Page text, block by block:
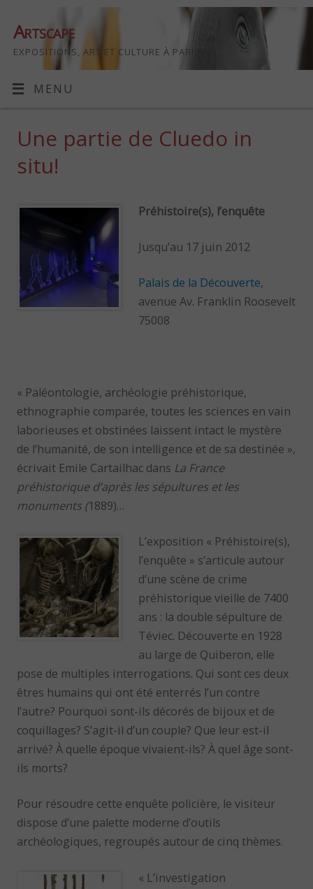
Artscape
EXPOSITIONS, ART ET CULTURE À PARIS
MENU
Une partie de Cluedo in
situ!
Préhistoire(s), l’enquête
Jusqu’au 17 juin 2012
Palais de la Découverte,
avenue Av. Franklin Roosevelt
75008
« Paléontologie, archéologie préhistorique,
ethnographie comparée, toutes les sciences en vain
laborieuses et obstinées laissent intact le mystère
de l’humanité, de son intelligence et de sa destinée »,
écrivait Emile Cartailhac dans La France
préhistorique d’après les sépultures et les
monuments (1889)…
L’exposition « Préhistoire(s),
l’enquête » s’articule autour
d’une scène de crime
préhistorique vieille de 7400
ans : la double sépulture de
Téviec. Découverte en 1928
au large de Quiberon, elle
pose de multiples interrogations. Qui sont ces deux
êtres humains qui ont été enterrés l’un contre
l’autre? Pourquoi sont-ils décorés de bijoux et de
coquillages? S’agit-il d’un couple? Que leur est-il
arrivé? À quelle époque vivaient-ils? À quel âge sont-
ils morts?
Pour résoudre cette enquête policière, le visiteur
dispose d’une palette moderne d’outils
archéologiques, regroupés autour de cinq thèmes.
« L’investigation